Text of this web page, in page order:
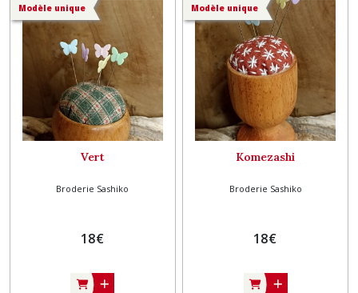
Modèle unique
Vert
Broderie Sashiko
18€
Modèle unique
Komezashi
Broderie Sashiko
18€